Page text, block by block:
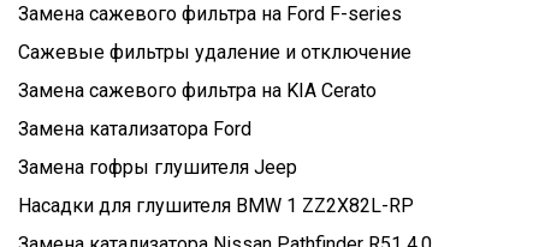
Замена сажевого фильтра на Ford F-series
Сажевые фильтры удаление и отключение
Замена сажевого фильтра на KIA Cerato
Замена катализатора Ford
Замена гофры глушителя Jeep
Насадки для глушителя BMW 1 ZZ2X82L-RP